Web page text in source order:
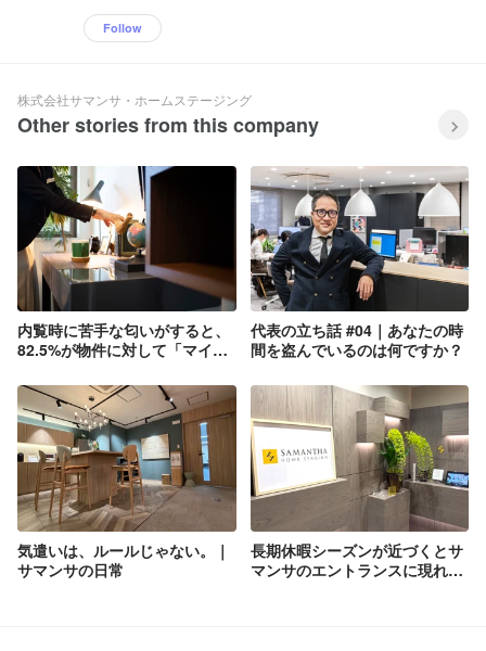
Follow
株式会社サマンサ・ホームステージング
Other stories from this company
内覧時に苦手な匂いがすると、
82.5%が物件に対して「マイナ
の関係性に関するアンケート調
査の結果発表！
代表の立ち話 #04｜あなたの時
間を盗んでいるのは何ですか？
気遣いは、ルールじゃない。｜
サマンサの日常
長期休暇シーズンが近づくとサ
マンサのエントランスに現れる